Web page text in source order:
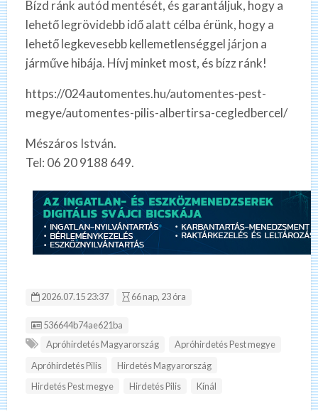
Bízd ránk autód mentését, és garantáljuk, hogy a
lehető legrövidebb idő alatt célba érünk, hogy a
lehető legkevesebb kellemetlenséggel járjon a
járműve hibája. Hívj minket most, és bízz ránk!
https://024automentes.hu/automentes-pest-
megye/automentes-pilis-albertirsa-cegledbercel/
Mészáros István.
Tel: 06 20 9188 649.
2026.07.15 23:37 66 nap, 23 óra
Hirdetés ID:
536644b74ae621ba
Apróhirdetés Magyarország
Apróhirdetés Pest megye
Apróhirdetés Pilis
Hirdetés Magyarország
Hirdetés Pest megye
Hirdetés Pilis Kínál